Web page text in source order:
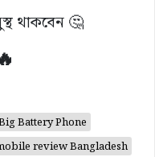
থাকবেন 🤔
Battery Phone
review Bangladesh